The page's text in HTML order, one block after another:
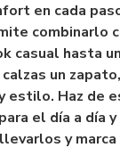
en cada
combinarlo
casual hasta
un
estilo. Haz de
el día a día y
y